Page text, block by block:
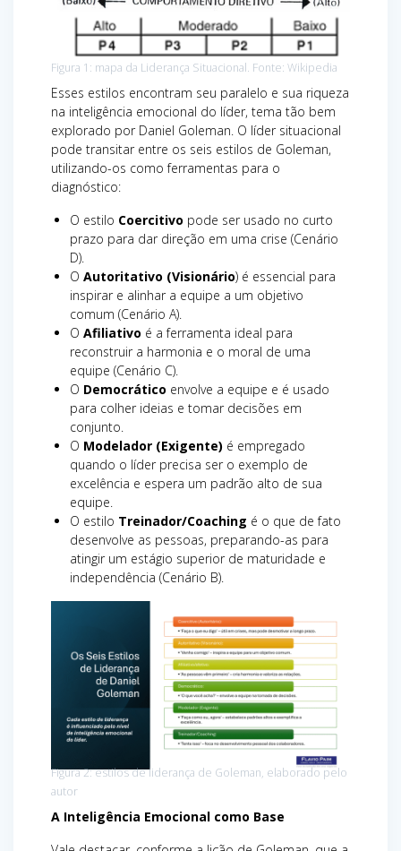
Figura 1: mapa da Liderança Situacional. Fonte: Wikipedia
Esses estilos encontram seu paralelo e sua riqueza
na inteligência emocional do líder, tema tão bem
explorado por Daniel Goleman. O líder situacional
pode transitar entre os seis estilos de Goleman,
utilizando-os como ferramentas para o
diagnóstico:
O estilo Coercitivo pode ser usado no curto
prazo para dar direção em uma crise (Cenário
D).
O Autoritativo (Visionário) é essencial para
inspirar e alinhar a equipe a um objetivo
comum (Cenário A).
O Afiliativo é a ferramenta ideal para
reconstruir a harmonia e o moral de uma
equipe (Cenário C).
O Democrático envolve a equipe e é usado
para colher ideias e tomar decisões em
conjunto.
O Modelador (Exigente) é empregado
quando o líder precisa ser o exemplo de
excelência e espera um padrão alto de sua
equipe.
O estilo Treinador/Coaching é o que de fato
desenvolve as pessoas, preparando-as para
atingir um estágio superior de maturidade e
independência (Cenário B).
Figura 2: estilos de liderança de Goleman, elaborado pelo
autor
A Inteligência Emocional como Base